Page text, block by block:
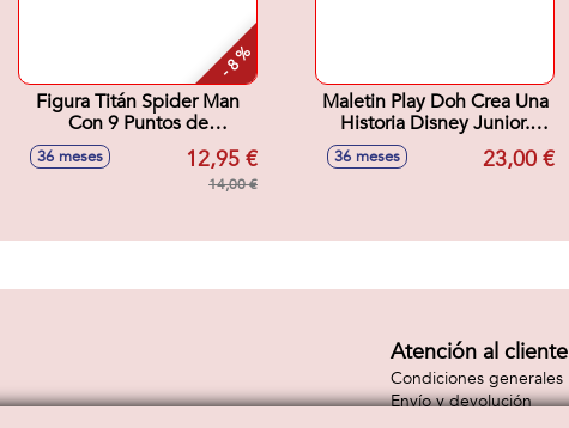
- 8 %
Figura Titán Spider Man
Con 9 Puntos de
Articulacion. 30 cm
36 meses 12,95 €
14,00 €
Maletin Play Doh Crea Una
Historia Disney Junior.
Con Accesorios y 4 Botes.
36 meses 23,00 €
Atención al cliente
Condiciones generales
Envío y devolución